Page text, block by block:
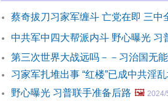
蔡奇拔刀习家军缠斗 亡党在即 三中
中共军中四大帮派内斗 野心曝光 习
第三次世界大战远吗－－习治国无
习家军扎堆出事 “红楼”已成中共淫
野心曝光 习普联手准备后路 🖼️ 2024/